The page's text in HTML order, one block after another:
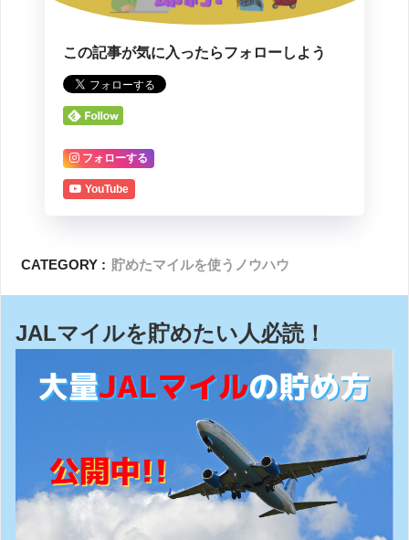
この記事が気に入ったらフォローしよう
フォローする
YouTube
CATEGORY : 貯めたマイルを使うノウハウ
JALマイルを貯めたい人必読！